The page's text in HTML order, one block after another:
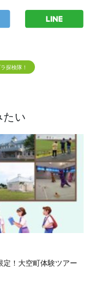
探検隊！
たい
定！大空町体験ツアー